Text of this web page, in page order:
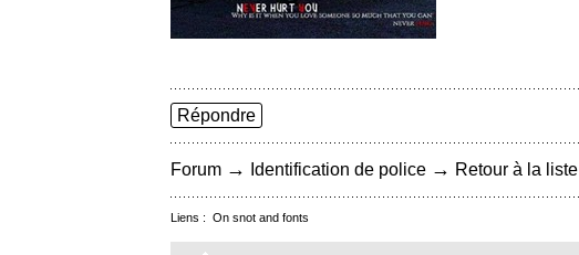
Répondre
Forum → Identification de police → Retour à la liste
Liens : On snot and fonts